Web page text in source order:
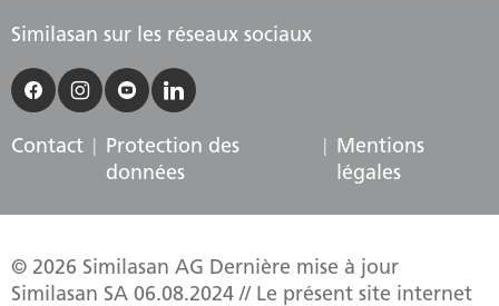
Similasan sur les réseaux sociaux
Contact
Protection des
données
Mentions
légales
© 2026 Similasan AG Dernière mise à jour
Similasan SA 06.08.2024 // Le présent site internet